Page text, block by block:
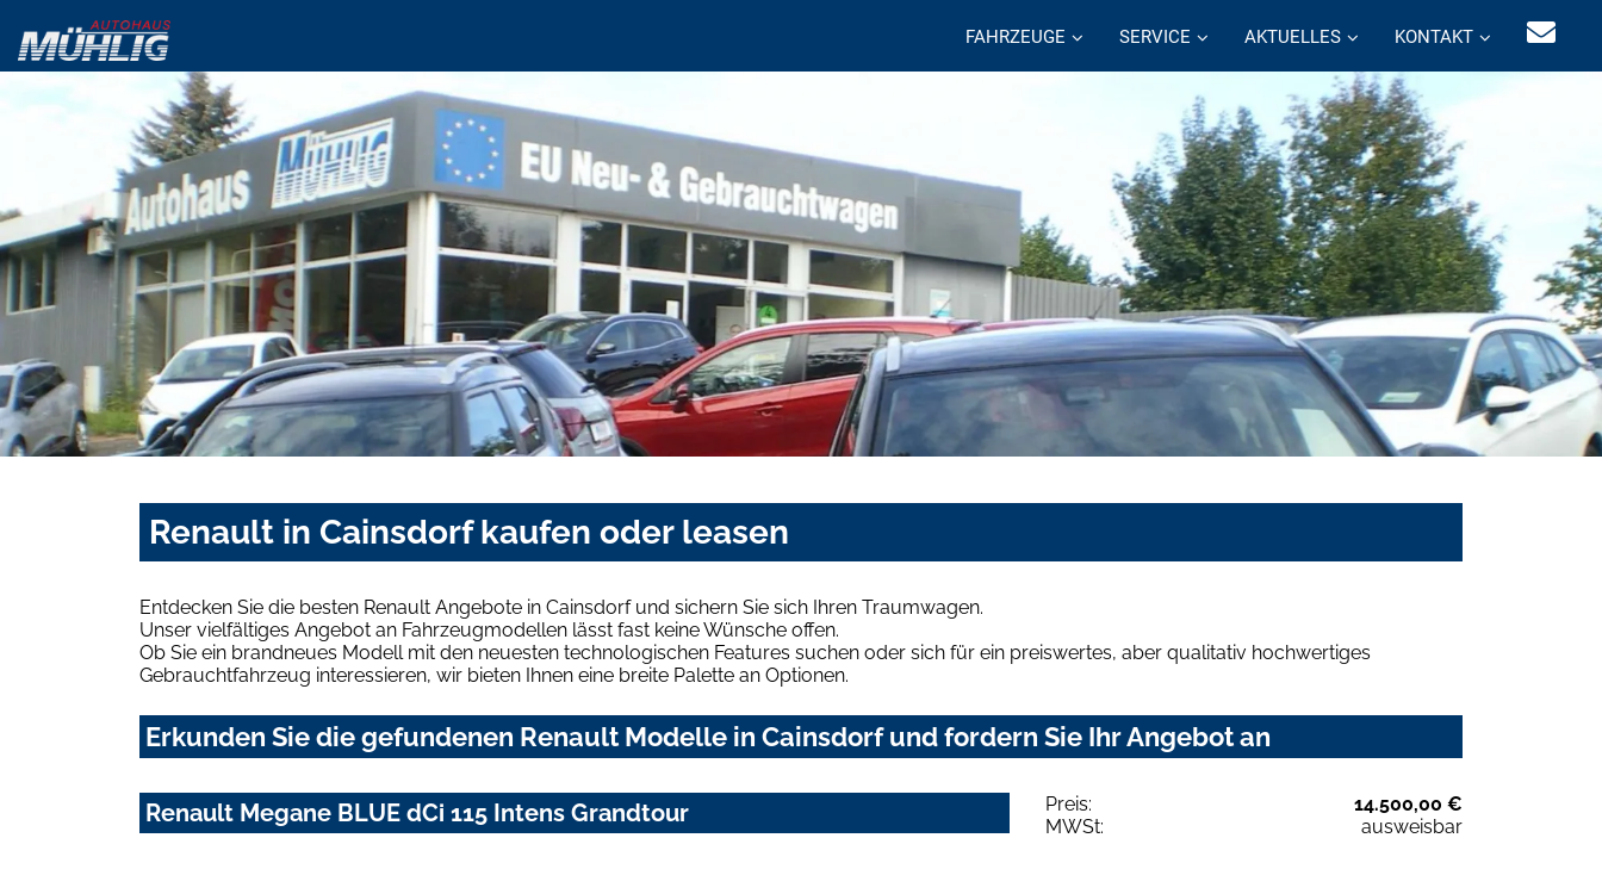
FAHRZEUGE SERVICE AKTUELLES KONTAKT
Renault in Cainsdorf kaufen oder leasen
Entdecken Sie die besten Renault Angebote in Cainsdorf und sichern Sie sich Ihren Traumwagen.
Unser vielfältiges Angebot an Fahrzeugmodellen lässt fast keine Wünsche offen.
Ob Sie ein brandneues Modell mit den neuesten technologischen Features suchen oder sich für ein preiswertes, aber qualitativ hochwertiges
Gebrauchtfahrzeug interessieren, wir bieten Ihnen eine breite Palette an Optionen.
Erkunden Sie die gefundenen Renault Modelle in Cainsdorf und fordern Sie Ihr Angebot an
Renault Megane BLUE dCi 115 Intens Grandtour Preis:
14.500,00 €
MWSt:
ausweisbar